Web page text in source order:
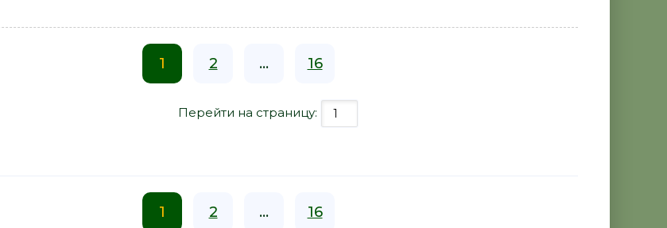
1 2 ... 16
Перейти на страницу:
1 2 ... 16